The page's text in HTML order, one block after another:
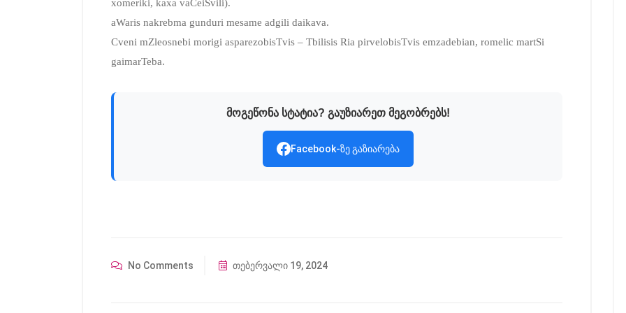
xomeriki, kaxa vaCeiSvili).
aWaris nakrebma gunduri mesame adgili daikava.
Cveni mZleosnebi morigi asparezobisTvis – Tbilisis Ria pirvelobisTvis emzadebian, romelic martSi
gaimarTeba.
მოგეწონა სტატია? გაუზიარეთ მეგობრებს!
Facebook-ზე გაზიარება
No Comments თებერვალი 19, 2024